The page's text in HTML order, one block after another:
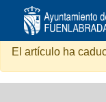
Feria del
El artículo ha